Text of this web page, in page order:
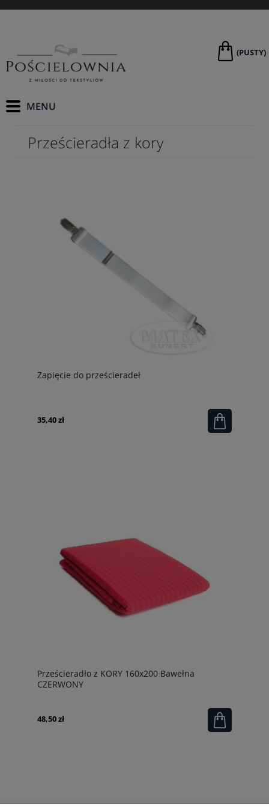
(PUSTY)
Prześcieradła z kory
Zapięcie do prześcieradeł
35,40 zł
Prześcieradło z KORY 160x200 Bawełna
CZERWONY
48,50 zł